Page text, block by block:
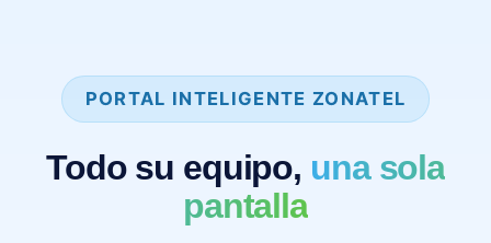
PORTAL INTELIGENTE ZONATEL
Todo su equipo, una sola
pantalla